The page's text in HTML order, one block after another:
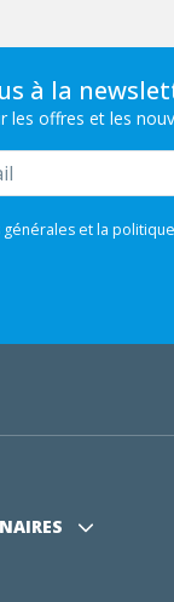
à la
les offres et les
générales et la